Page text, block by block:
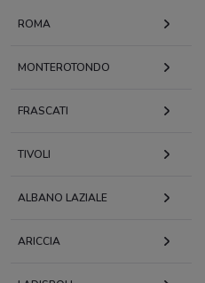
ROMA
MONTEROTONDO
FRASCATI
TIVOLI
ALBANO LAZIALE
ARICCIA